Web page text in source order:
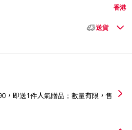
香港
送貨
，即送1件人氣贈品；數量有限，售